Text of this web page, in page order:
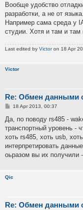
Вообще удобство
разработки, а не от языка.
Например сама среда у
студии. Хотя и там и
Last edited by Victoron 18 Apr
Victor
Re: Обмен данными
P
s
18 Apr 2013, 00:37
Да, по поводу rs485 -
транспортный уровень -
хоть rs485, хоть usb,
интерпретировать
оьразом вы их получили
Qic
Re: Обмен данными